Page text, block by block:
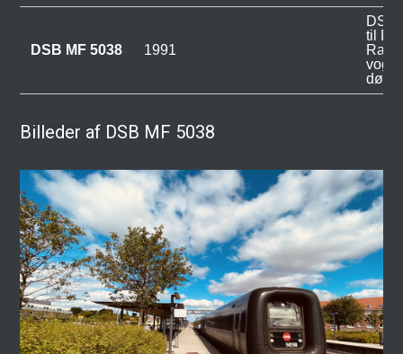
DSB MF 5038 1991
DSB
til
Billeder af DSB MF 5038